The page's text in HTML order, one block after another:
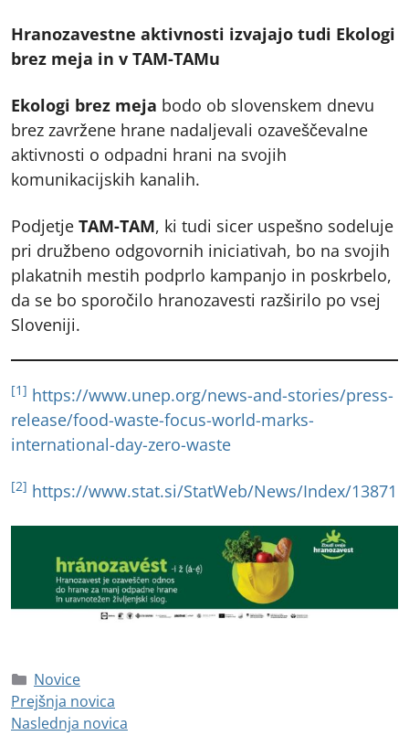
Hranozavestne aktivnosti izvajajo tudi Ekologi
brez meja in v TAM-TAMu
Ekologi brez meja bodo ob slovenskem dnevu
brez zavržene hrane nadaljevali ozaveščevalne
aktivnosti o odpadni hrani na svojih
komunikacijskih kanalih.
Podjetje TAM-TAM, ki tudi sicer uspešno sodeluje
pri družbeno odgovornih iniciativah, bo na svojih
plakatnih mestih podprlo kampanjo in poskrbelo,
da se bo sporočilo hranozavesti razširilo po vsej
Sloveniji.
[1] https://www.unep.org/news-and-stories/press-
release/food-waste-focus-world-marks-
international-day-zero-waste
[2] https://www.stat.si/StatWeb/News/Index/13871
Novice
Prejšnja novica
Naslednja novica